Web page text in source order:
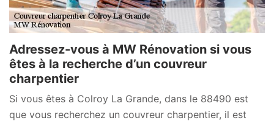
Adressez-vous à MW Rénovation si vous
êtes à la recherche d’un couvreur
charpentier
Si vous êtes à Colroy La Grande, dans le 88490 est
que vous recherchez un couvreur charpentier, il est